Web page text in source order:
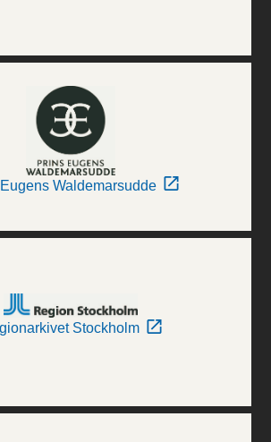
Waldemarsudde
Stockholm